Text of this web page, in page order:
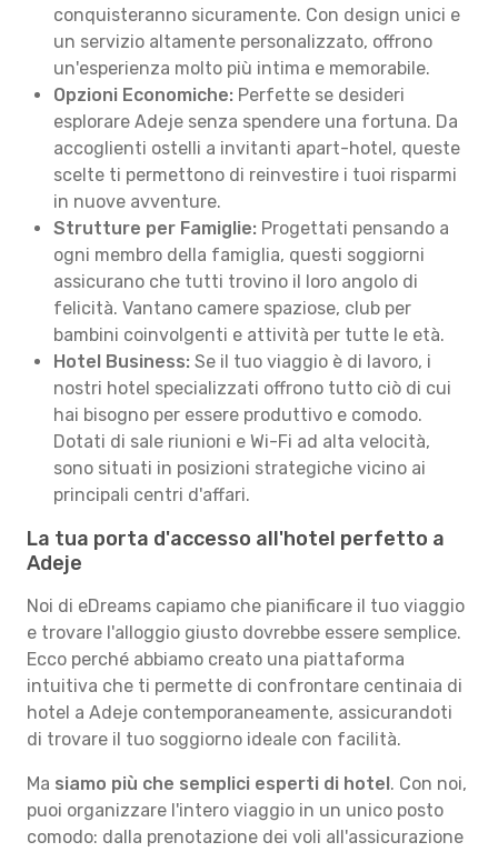
conquisteranno sicuramente. Con design unici e
un servizio altamente personalizzato, offrono
un'esperienza molto più intima e memorabile.
Opzioni Economiche: Perfette se desideri
esplorare Adeje senza spendere una fortuna. Da
accoglienti ostelli a invitanti apart-hotel, queste
scelte ti permettono di reinvestire i tuoi risparmi
in nuove avventure.
Strutture per Famiglie: Progettati pensando a
ogni membro della famiglia, questi soggiorni
assicurano che tutti trovino il loro angolo di
felicità. Vantano camere spaziose, club per
bambini coinvolgenti e attività per tutte le età.
Hotel Business: Se il tuo viaggio è di lavoro, i
nostri hotel specializzati offrono tutto ciò di cui
hai bisogno per essere produttivo e comodo.
Dotati di sale riunioni e Wi-Fi ad alta velocità,
sono situati in posizioni strategiche vicino ai
principali centri d'affari.
La tua porta d'accesso all'hotel perfetto a
Adeje
Noi di eDreams capiamo che pianificare il tuo viaggio
e trovare l'alloggio giusto dovrebbe essere semplice.
Ecco perché abbiamo creato una piattaforma
intuitiva che ti permette di confrontare centinaia di
hotel a Adeje contemporaneamente, assicurandoti
di trovare il tuo soggiorno ideale con facilità.
Ma siamo più che semplici esperti di hotel. Con noi,
puoi organizzare l'intero viaggio in un unico posto
comodo: dalla prenotazione dei voli all'assicurazione